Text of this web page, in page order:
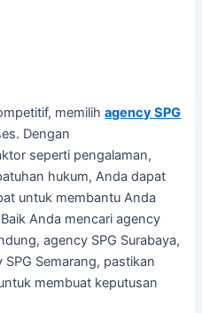
memilihagency SPG
Dengan
seperti pengalaman,
hukum, Anda dapat
untuk membantu Anda
Anda mencari agency
agency SPG Surabaya,
SPG Semarang, pastikan
membuat keputusan